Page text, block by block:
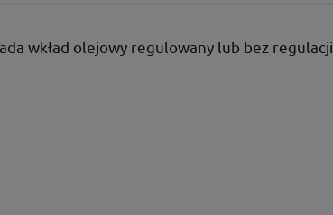
wkład olejowy regulowany lub bez regulacji.